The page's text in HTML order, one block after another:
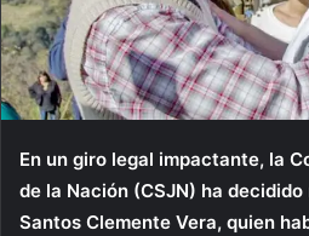
En un giro legal impactante, la
de la Nación (CSJN) ha
Santos Clemente Vera, quien